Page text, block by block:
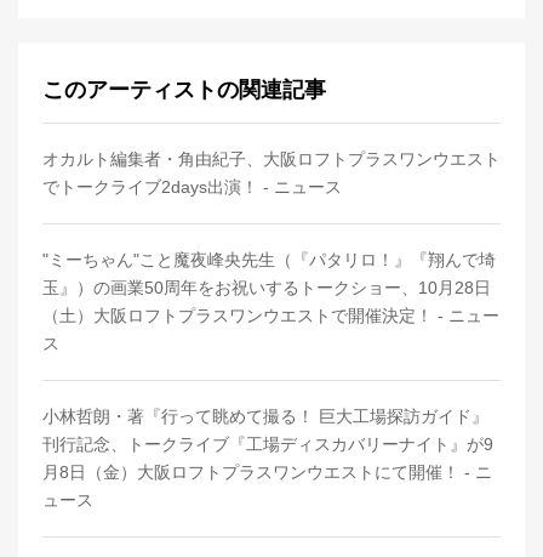
このアーティストの関連記事
オカルト編集者・角由紀子、大阪ロフトプラスワンウエスト
でトークライブ2days出演！ - ニュース
"ミーちゃん"こと魔夜峰央先生（『パタリロ！』『翔んで埼
玉』）の画業50周年をお祝いするトークショー、10月28日
（土）大阪ロフトプラスワンウエストで開催決定！ - ニュー
ス
小林哲朗・著『行って眺めて撮る！ 巨大工場探訪ガイド』
刊行記念、トークライブ『工場ディスカバリーナイト』が9
月8日（金）大阪ロフトプラスワンウエストにて開催！ - ニ
ュース